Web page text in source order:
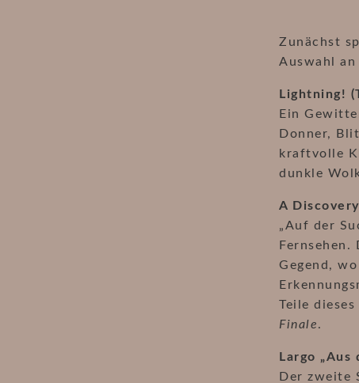
Zunächst
Auswahl an
Lightning!
Ein
Donner,
kraftvolle
dunkle
A
„Auf der
Gegend,
Teile
Finale.
Largo
Der zweite